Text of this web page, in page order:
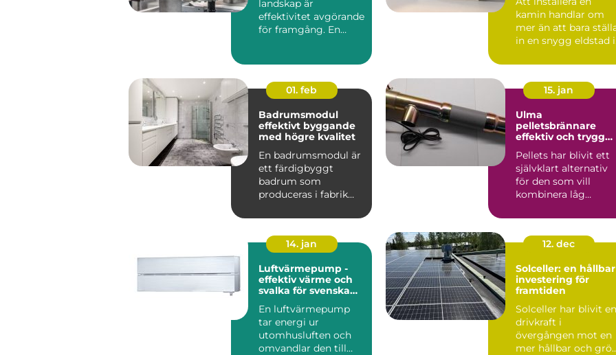
landskap är
effektivitet avgörande
för framgång. En
kamin handlar om
mer än att bara
in en snygg eldstad i
vä...
01. feb
Badrumsmodul
effektivt byggande
med högre kvalitet
En badrumsmodul är
ett färdigbyggt
badrum som
produceras i fabrik
komplett till byggar...
15. jan
Ulma
pelletsbrännare
effektiv och trygg
Pellets har blivit ett
självklart alternativ
för den som vill
kombinera låg
d med ...
14. jan
Luftvärmepump -
effektiv värme och
svalka för svenska
En luftvärmepump
tar energi ur
utomhusluften och
omvandlar den till
12. dec
Solceller: en hållbar
investering för
framtiden
Solceller har blivit en
drivkraft i
övergången mot en
mer hållbar och